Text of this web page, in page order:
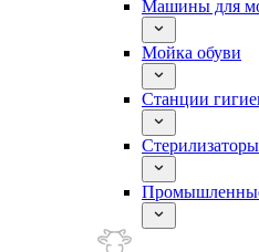
Машины для
Мойка обуви
Станции
Стерилизаторы